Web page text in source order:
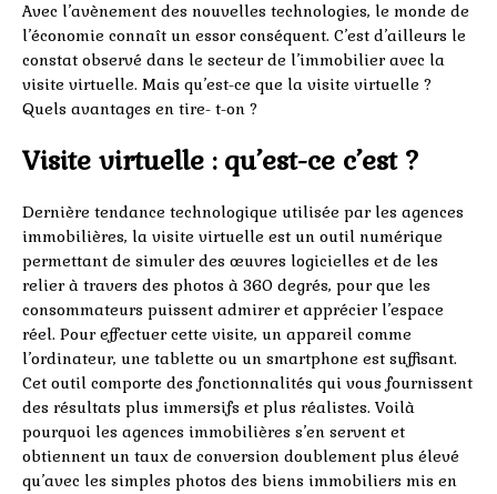
Avec l’avènement des nouvelles technologies, le monde de
l’économie connaît un essor conséquent. C’est d’ailleurs le
constat observé dans le secteur de l’immobilier avec la
visite virtuelle. Mais qu’est-ce que la visite virtuelle ?
Quels avantages en tire- t-on ?
Visite virtuelle : qu’est-ce c’est ?
Dernière tendance technologique utilisée par les agences
immobilières, la visite virtuelle est un outil numérique
permettant de simuler des œuvres logicielles et de les
relier à travers des photos à 360 degrés, pour que les
consommateurs puissent admirer et apprécier l’espace
réel. Pour effectuer cette visite, un appareil comme
l’ordinateur, une tablette ou un smartphone est suffisant.
Cet outil comporte des fonctionnalités qui vous fournissent
des résultats plus immersifs et plus réalistes. Voilà
pourquoi les agences immobilières s’en servent et
obtiennent un taux de conversion doublement plus élevé
qu’avec les simples photos des biens immobiliers mis en